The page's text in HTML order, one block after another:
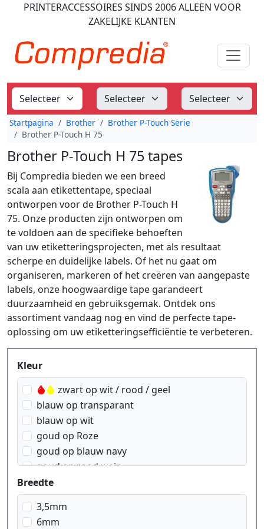
PRINTERACCESSOIRES SINDS 2006ALLEEN VOOR
ZAKELIJKE KLANTEN
Startpagina Brother
Brother P-Touch Serie
Brother P-Touch H 75
Brother P-Touch H 75 tapes
Bij Compredia bieden we een breed
scala aan etikettentape, speciaal
ontworpen voor de Brother P-Touch H
75. Onze producten zijn ontworpen om
te voldoen aan de specifieke behoeften
van uw etiketteringsprojecten, met als resultaat
scherpe en duidelijke labels. Of het nu gaat om
organiseren, markeren of het creëren van aangepaste
labels, onze hoogwaardige tape garandeert
duurzaamheid en gebruiksgemak. Ontdek ons
assortiment vandaag nog en vind de perfecte tape-
oplossing om uw etiketteringsefficiëntie te verbeteren.
Produktfilter
Kleur
zwart op wit / rood / geel
blauw op transparant
blauw op wit
goud op Roze
goud op blauw navy
goud op rood wein
goud op wit
goud op zwart
rood op transparant
Breedte
3,5mm
6mm